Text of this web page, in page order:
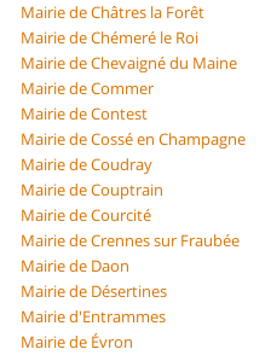
Mairie de Châtres la Forêt
Mairie de Chémeré le Roi
Mairie de Chevaigné du Maine
Mairie de Commer
Mairie de Contest
Mairie de Cossé en Champagne
Mairie de Coudray
Mairie de Couptrain
Mairie de Courcité
Mairie de Crennes sur Fraubée
Mairie de Daon
Mairie de Désertines
Mairie d'Entrammes
Mairie de Évron